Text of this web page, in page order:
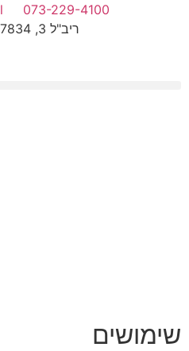
073-229-4100
ריב"ל 3, 6777834, תל-אביב
שימושים